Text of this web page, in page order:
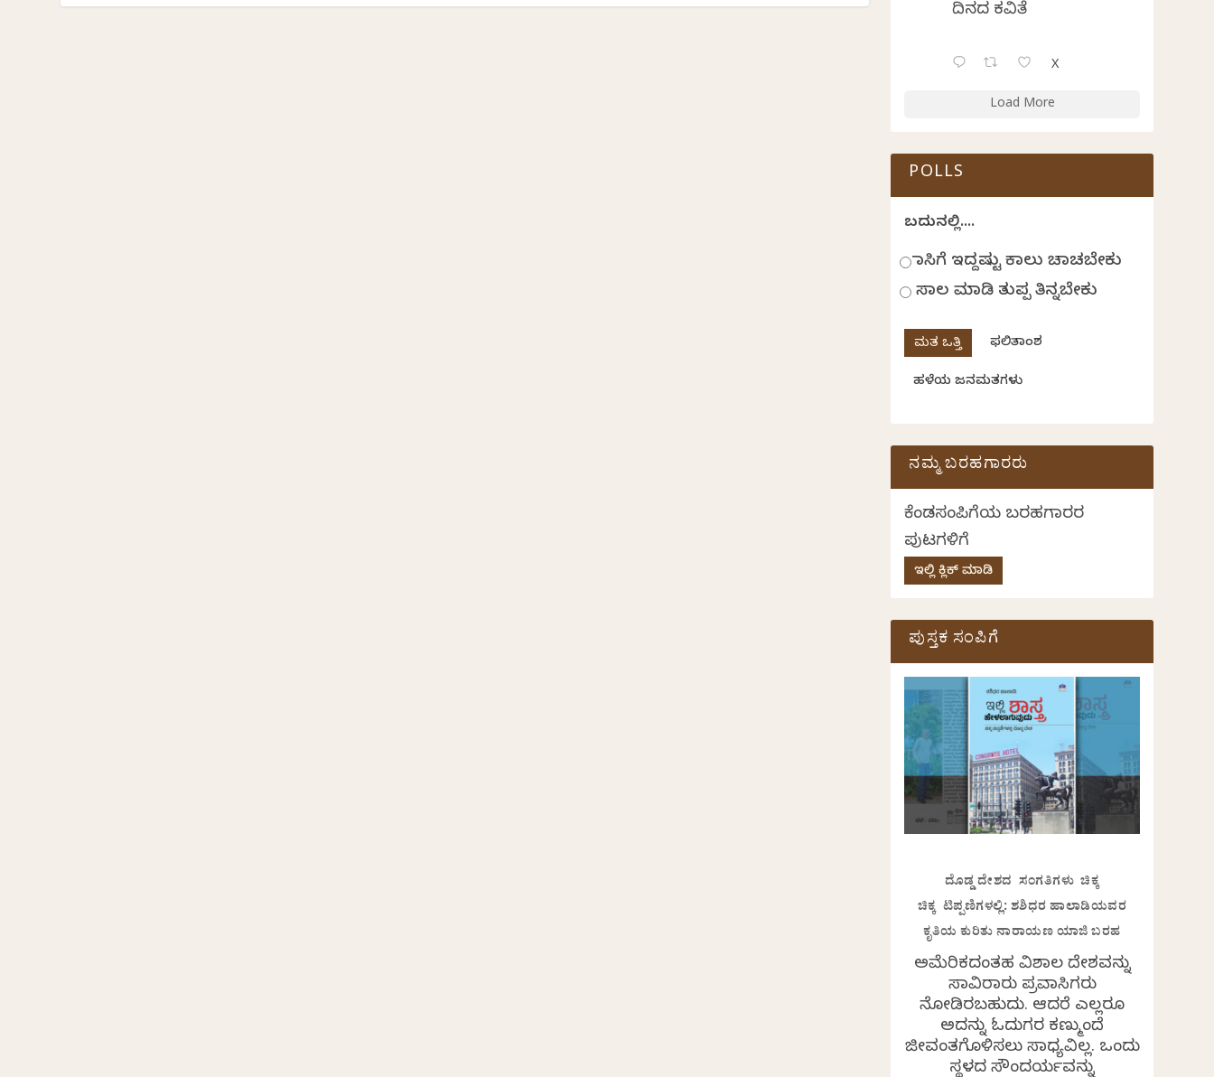
ದಿನದ ಕವಿತೆ
X
Load More
POLLS
ಬದುಕಿನಲ್ಲಿ....
ಹಾಸಿಗೆ ಇದ್ದಷ್ಟು ಕಾಲು ಚಾಚಬೇಕು
ಸಾಲ ಮಾಡಿ ತುಪ್ಪ ತಿನ್ನಬೇಕು
ಫಲಿತಾಂಶ
ಹಳೆಯ ಜನಮತಗಳು
ನಮ್ಮ ಬರಹಗಾರರು
ಕೆಂಡಸಂಪಿಗೆಯ ಬರಹಗಾರರ
ಪುಟಗಳಿಗೆ
ಇಲ್ಲಿ ಕ್ಲಿಕ್ ಮಾಡಿ
ಪುಸ್ತಕ ಸಂಪಿಗೆ
ದೊಡ್ಡ ದೇಶದ ಸಂಗತಿಗಳು ಚಿಕ್ಕ
ಚಿಕ್ಕ ಟಿಪ್ಪಣಿಗಳಲ್ಲಿ: ಶಶಿಧರ ಹಾಲಾಡಿಯವರ
ಕೃತಿಯ ಕುರಿತು ನಾರಾಯಣ ಯಾಜಿ ಬರಹ
ಅಮೆರಿಕದಂತಹ ವಿಶಾಲ ದೇಶವನ್ನು
ಸಾವಿರಾರು ಪ್ರವಾಸಿಗರು
ನೋಡಿರಬಹುದು. ಆದರೆ ಎಲ್ಲರೂ
ಅದನ್ನು ಓದುಗರ ಕಣ್ಮುಂದೆ
ಜೀವಂತಗೊಳಿಸಲು ಸಾಧ್ಯವಿಲ್ಲ. ಒಂದು
ಸ್ಥಳದ ಸೌಂದರ್ಯವನ್ನು